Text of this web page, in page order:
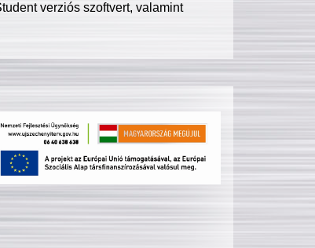
verziós szoftvert, valamint